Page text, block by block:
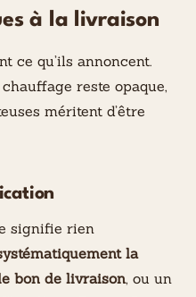
à la livraison
ce qu’ils annoncent.
reste opaque,
méritent d’être
signifie rien
la
bon de livraison, ou un